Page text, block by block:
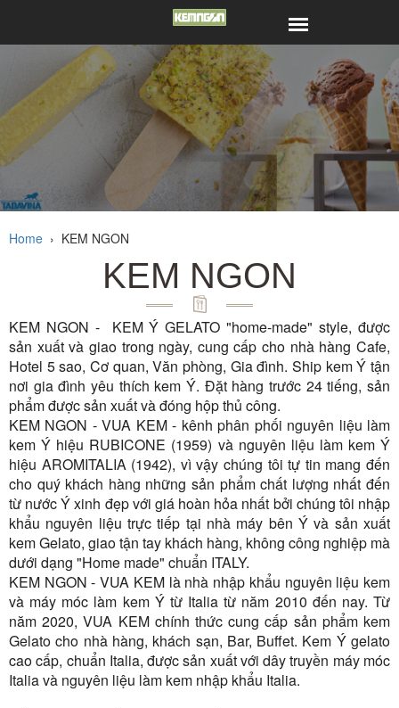
Home › KEM NGON
KEM NGON
KEM NGON - KEM Ý GELATO "home-made" style, được
sản xuất và giao trong ngày, cung cấp cho nhà hàng Cafe,
Hotel 5 sao, Cơ quan, Văn phòng, Gia đình. Ship kem Ý tận
nơi gia đình yêu thích kem Ý. Đặt hàng trước 24 tiếng, sản
phẩm được sản xuất và đóng hộp thủ công.
KEM NGON - VUA KEM - kênh phân phối nguyên liệu làm
kem Ý hiệu RUBICONE (1959) và nguyên liệu làm kem Ý
hiệu AROMITALIA (1942), vì vậy chúng tôi tự tin mang đến
cho quý khách hàng những sản phẩm chất lượng nhất đến
từ nước Ý xinh đẹp với giá hoàn hỏa nhất bởi chúng tôi nhập
khẩu nguyên liệu trực tiếp tại nhà máy bên Ý và sản xuất
kem Gelato, giao tận tay khách hàng, không công nghiệp mà
dưới dạng "Home made" chuẩn ITALY.
KEM NGON - VUA KEM là nhà nhập khẩu nguyên liệu kem
và máy móc làm kem Ý từ Italia từ năm 2010 đến nay. Từ
năm 2020, VUA KEM chính thức cung cấp sản phẩm kem
Gelato cho nhà hàng, khách sạn, Bar, Buffet. Kem Ý gelato
cao cấp, chuẩn Italia, được sản xuất với dây truyền máy móc
Italia và nguyên liệu làm kem nhập khẩu Italia.